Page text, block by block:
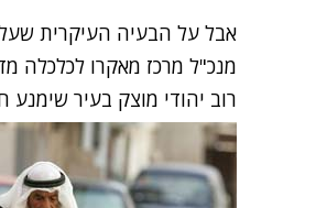
אבל על הבעיה העיקרית
מנכ"ל מרכז מאקרו לכלכלה
רוב יהודי מוצק בעיר